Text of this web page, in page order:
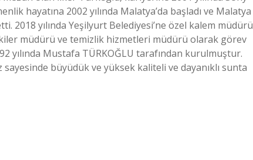
hayatına 2002 yılında Malatya’da başladı ve Malatya
yılında Yeşilyurt Belediyesi’ne özel kalem müdürü
müdürü ve temizlik hizmetleri müdürü olarak görev
yılında Mustafa TÜRKOĞLU tarafından kurulmuştur.
büyüdük ve yüksek kaliteli ve dayanıklı sunta